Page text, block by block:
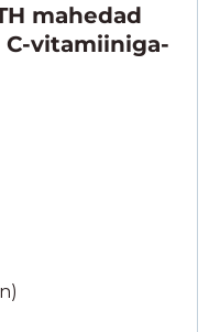
mahedad
vitamiiniga-